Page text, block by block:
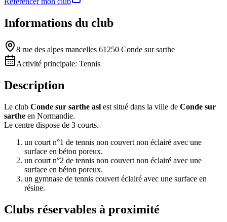
Informations du club
8 rue des alpes mancelles 61250 Conde sur sarthe
Activité principale: Tennis
Description
Le club Conde sur sarthe asl est situé dans la ville de Conde sur
sarthe en Normandie.
Le centre dispose de 3 courts.
un court n°1 de tennis non couvert non éclairé avec une
surface en béton poreux.
un court n°2 de tennis non couvert non éclairé avec une
surface en béton poreux.
un gymnase de tennis couvert éclairé avec une surface en
résine.
Clubs réservables à proximité